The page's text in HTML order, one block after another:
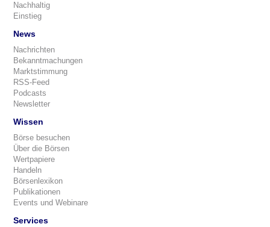
Nachhaltig
Einstieg
News
Nachrichten
Bekanntmachungen
Marktstimmung
RSS-Feed
Podcasts
Newsletter
Wissen
Börse besuchen
Über die Börsen
Wertpapiere
Handeln
Börsenlexikon
Publikationen
Events und Webinare
Services